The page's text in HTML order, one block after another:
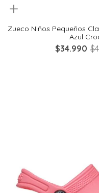
Zueco Niños Pequeños
Azul
$34.990 $